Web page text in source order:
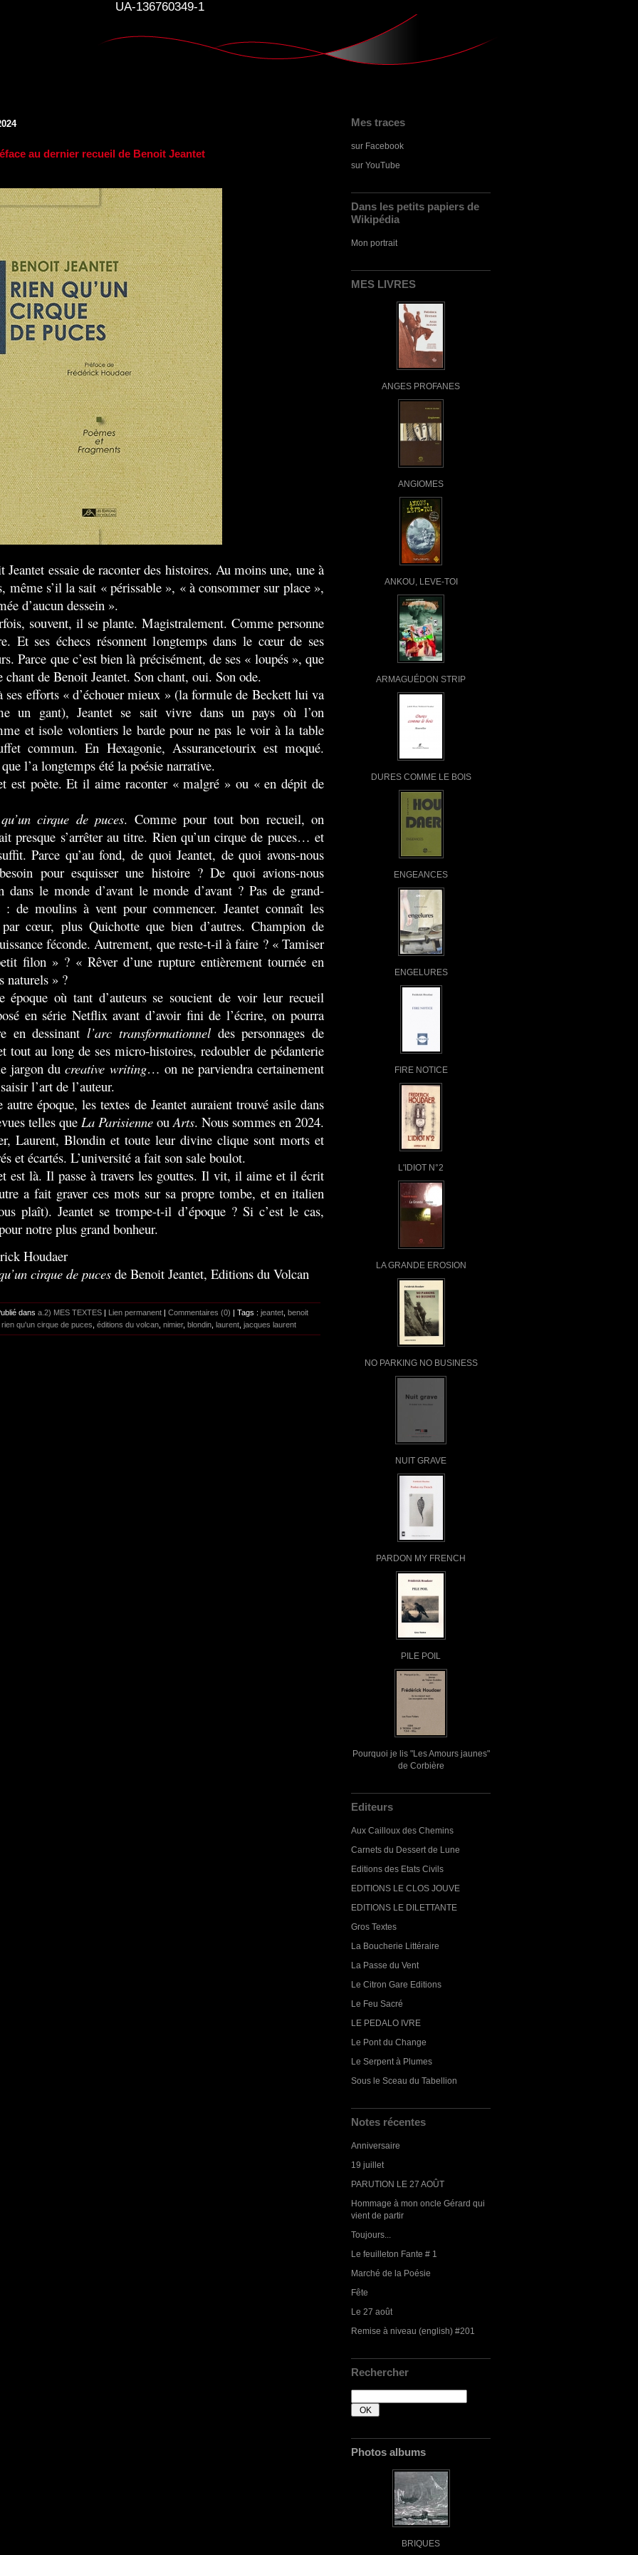
UA-136760349-1
Mes traces
sur Facebook
sur YouTube
Dans les petits papiers de
Wikipédia
Mon portrait
MES LIVRES
ANGES PROFANES
ANGIOMES
ANKOU, LEVE-TOI
ARMAGUÉDON STRIP
DURES COMME LE BOIS
ENGEANCES
ENGELURES
FIRE NOTICE
L'IDIOT N°2
LA GRANDE EROSION
NO PARKING NO BUSINESS
NUIT GRAVE
PARDON MY FRENCH
PILE POIL
Pourquoi je lis "Les Amours jaunes"
de Corbière
Editeurs
Aux Cailloux des Chemins
Carnets du Dessert de Lune
Editions des Etats Civils
EDITIONS LE CLOS JOUVE
EDITIONS LE DILETTANTE
Gros Textes
La Boucherie Littéraire
La Passe du Vent
Le Citron Gare Editions
Le Feu Sacré
LE PEDALO IVRE
Le Pont du Change
Le Serpent à Plumes
Sous le Sceau du Tabellion
Notes récentes
Anniversaire
19 juillet
PARUTION LE 27 AOÛT
Hommage à mon oncle Gérard qui
vient de partir
Toujours...
Le feuilleton Fante # 1
Marché de la Poésie
Fête
Le 27 août
Remise à niveau (english) #201
Rechercher
Photos albums
BRIQUES
au dernier recueil de Benoit Jeantet
Jeantet essaie de raconter des histoires. Au moins une, une à
même s’il la sait « périssable », « à consommer sur place »,
d’aucun dessein ».
souvent, il se plante. Magistralement. Comme personne
Et ses échecs résonnent longtemps dans le cœur de ses
Parce que c’est bien là précisément, de ses « loupés », que
chant de Benoit Jeantet. Son chant, oui. Son ode.
ses efforts « d’échouer mieux » (la formule de Beckett lui va
un gant), Jeantet se sait vivre dans un pays où l’on
et isole volontiers le barde pour ne pas le voir à la table
commun. En Hexagonie, Assurancetourix est moqué.
l’a longtemps été la poésie narrative.
est poète. Et il aime raconter « malgré » ou « en dépit de
cirque de puces. Comme pour tout bon recueil, on
presque s’arrêter au titre. Rien qu’un cirque de puces… et
Parce qu’au fond, de quoi Jeantet, de quoi avons-nous
pour esquisser une histoire ? De quoi avions-nous
dans le monde d’avant le monde d’avant ? Pas de grand-
: de moulins à vent pour commencer. Jeantet connaît les
par cœur, plus Quichotte que bien d’autres. Champion de
féconde. Autrement, que reste-t-il à faire ? « Tamiser
filon » ? « Rêver d’une rupture entièrement tournée en
naturels » ?
époque où tant d’auteurs se soucient de voir leur recueil
en série Netflix avant d’avoir fini de l’écrire, on pourra
en dessinantl’arc transformationneldes personnages de
tout au long de ses micro-histoires, redoubler de pédanterie
jargon ducreative writing… on ne parviendra certainement
l’art de l’auteur.
autre époque, les textes de Jeantet auraient trouvé asile dans
telles que La Parisienne ouArts. Nous sommes en 2024.
Laurent, Blondin et toute leur divine clique sont morts et
et écartés. L’université a fait son sale boulot.
est là. Il passe à travers les gouttes. Il vit, il aime et il écrit
a fait graver ces mots sur sa propre tombe, et en italien
plaît). Jeantet se trompe-t-il d’époque ? Si c’est le cas,
notre plus grand bonheur.
Houdaer
cirque de pucesde Benoit Jeantet, Editions du Volcan
dans a.2) MES TEXTES Lien permanent Commentaires (0) | Tags : jeantet, benoit
rien qu'un cirque de puces, éditions du volcan, nimier, blondin, laurent, jacques laurent